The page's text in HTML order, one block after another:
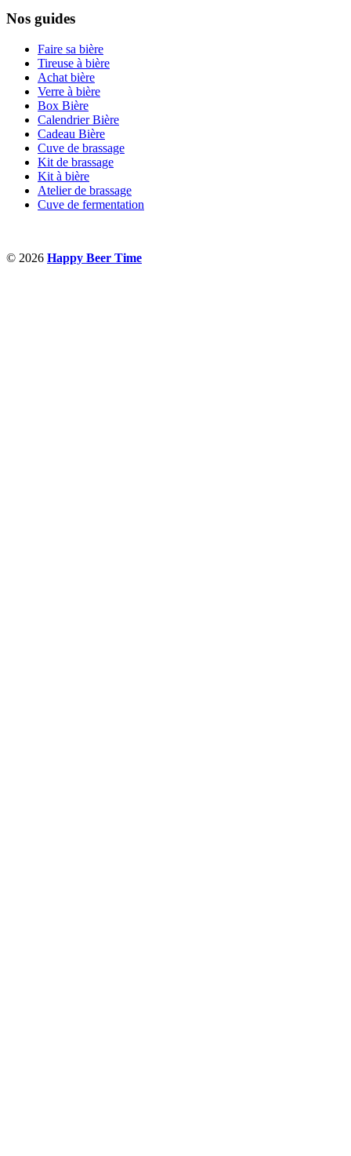
Nos guides
Faire sa bière
Tireuse à bière
Achat bière
Verre à bière
Box Bière
Calendrier Bière
Cadeau Bière
Cuve de brassage
Kit de brassage
Kit à bière
Atelier de brassage
Cuve de fermentation
© 2026 Happy Beer Time